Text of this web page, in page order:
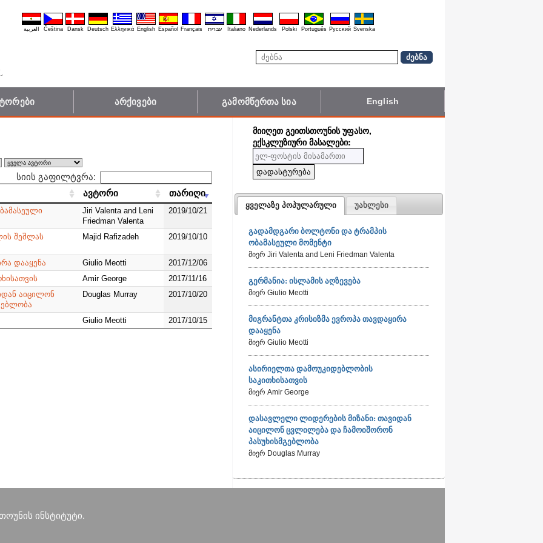
العربية Čeština Dansk Deutsch Ελληνικά English Español Français עברית Italiano Nederlands Polski Português Pyccĸий Svenska
არქივები გამომწერთა სია English
სიის გაფილტვრა:
ავტორი თარიღი
Jiri Valenta and Leni
Friedman Valenta
2019/10/21
შეშლას Majid Rafizadeh 2019/10/10
დააყენა Giulio Meotti
2017/12/06
Amir George
2017/11/16
აიცილონ
Douglas Murray 2017/10/20
Giulio Meotti 2017/10/15
ᲛᲘᲘᲦᲔᲗ ᲒᲔᲘᲗᲡᲗᲝᲣᲜᲘᲡ ᲣᲤᲐᲡᲝ,
ᲔᲥᲡᲙᲚᲣᲖᲘᲣᲠᲘ ᲛᲐᲡᲐᲚᲔᲑᲘ:
ყველაზე პოპულარული უახლესი
გადამდგარი ბოლტონი და ტრამპის
ობამასეული მომენტი
მიერ Jiri Valenta and Leni Friedman Valenta
გერმანია: ისლამის აღზევება
მიერ Giulio Meotti
მიგრანტთა კრისიზმა ევროპა თავდაყირა
დააყენა
მიერ Giulio Meotti
ასირიელთა დამოუკიდებლობის
საკითხისათვის
მიერ Amir George
დასავლელი ლიდერების მიზანი: თავიდან
აიცილონ ცვლილება და ჩამოიშორონ
პასუხისმგებლობა
მიერ Douglas Murray
ინსტიტუტი.
ავტორი თარიღი